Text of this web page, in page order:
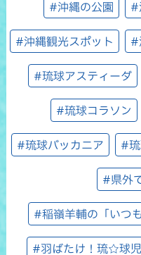
#沖縄の公園 #
#沖縄観光スポット #
#琉球アスティーダ
#琉球コラソン
#琉球バッカニア #琉
#県外
#稲嶺羊輔の「いつ
#羽ばたけ！琉☆球児